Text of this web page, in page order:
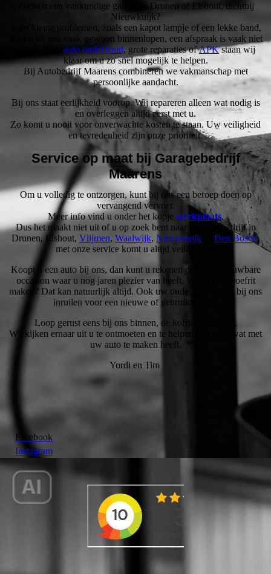
Zoekt u een vakkundige garage in Drunen of Elshout, dichtbij
Nieuwkuijk?
Voor kleine problemen, zoals een kapot lampje of een lekke band,
kunt u bij ons vaak gewoon binnenlopen, een afspraak is vaak niet
auto onderhoud, grote reparaties ofAPKstaan wij
klaar om u zo snel mogelijk te helpen.
Bij Autobedrijf Maarens combineren we vakmanschap met
persoonlijke aandacht.
Bij ons staat eerlijkheid voorop. Wij repareren alleen wat nodig is
en overleggen altijd eerst met u.
Zo komt u nooit voor onverwachte kosten te staan. Uw veiligheid
en tevredenheid zijn onze prioriteit.
Service op maat bij Garagebedrijf
Maarens
Om u volledig te ontzorgen, kunt bij ons een beroep doen op
vervangend vervoer.
Meer info vind u onder het kopje werkplaats.
Dus het maakt niet uit of u op zoek bent naar een autobedrijf in
Drunen, Elshout, Vlijmen, Waalwijk, Nieuwkuijk Den Bosch,
met onze service komt u altijd veilig thuis.
Koopt u een auto bij ons, dan kunt u rekenen op een betrouwbare
occasion waar u nog jaren plezier van heeft. Wilt u een proefrit
maken? Dat kan natuurlijk altijd. Ook uw oude auto kunt u bij ons
inruilen voor een nieuwe of gebruikte auto.
Loop gerust eens bij ons binnen, de koffie staat klaar.
Wij kijken ernaar uit u te ontmoeten en te helpen met alles wat met
uw auto te maken heeft.
Yordi en Tim
Facebook
Instagram